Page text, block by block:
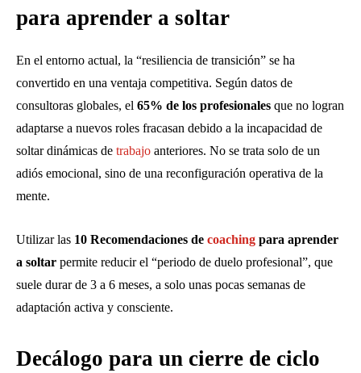
para aprender a soltar
En el entorno actual, la “resiliencia de transición” se ha
convertido en una ventaja competitiva. Según datos de
consultoras globales, el 65% de los profesionales que no logran
adaptarse a nuevos roles fracasan debido a la incapacidad de
soltar dinámicas de trabajo anteriores. No se trata solo de un
adiós emocional, sino de una reconfiguración operativa de la
mente.
Utilizar las 10 Recomendaciones de coaching para aprender
a soltar permite reducir el “periodo de duelo profesional”, que
suele durar de 3 a 6 meses, a solo unas pocas semanas de
adaptación activa y consciente.
Decálogo para un cierre de ciclo